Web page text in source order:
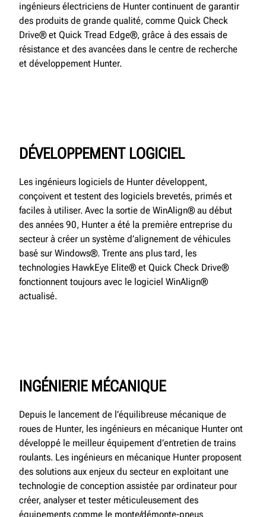
ingénieurs électriciens de Hunter continuent de garantir
des produits de grande qualité, comme Quick Check
Drive® et Quick Tread Edge®, grâce à des essais de
résistance et des avancées dans le centre de recherche
et développement Hunter.
DÉVELOPPEMENT LOGICIEL
Les ingénieurs logiciels de Hunter développent,
conçoivent et testent des logiciels brevetés, primés et
faciles à utiliser. Avec la sortie de WinAlign® au début
des années 90, Hunter a été la première entreprise du
secteur à créer un système d’alignement de véhicules
basé sur Windows®. Trente ans plus tard, les
technologies HawkEye Elite® et Quick Check Drive®
fonctionnent toujours avec le logiciel WinAlign®
actualisé.
INGÉNIERIE MÉCANIQUE
Depuis le lancement de l’équilibreuse mécanique de
roues de Hunter, les ingénieurs en mécanique Hunter ont
développé le meilleur équipement d’entretien de trains
roulants. Les ingénieurs en mécanique Hunter proposent
des solutions aux enjeux du secteur en exploitant une
technologie de conception assistée par ordinateur pour
créer, analyser et tester méticuleusement des
équipements comme le monte/démonte-pneus